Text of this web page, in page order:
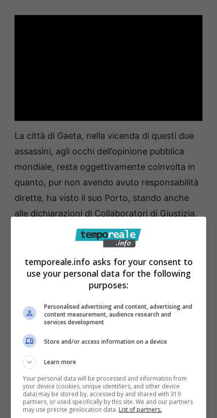
La città di Gaeta, nella vicenda di questi due
assassini, agli occhi dell’opinione pubblica
mondiale, resta oggettivamente coinvolta in
quanto, pur non avendo avuto responsabilità
dirette, ha visto il suo Porto, stando anche
alle dichiarazioni di Collaboratori di Giustizia,
probabilmente utilizzato come
smercio di sostanze nocivee di altri
materiali.
Non a caso è proprio nelle sue acque che è
stata sequestrata e rimasta per anni
all’ancora la nave “21 Ottobre”, componente
di quella flottiglia sospettata di essere l’autrice
di traffici di
verso laSomalia
indagando appuntoIlaria Alpi.
L’intitolazione di una delle piazze o delle vie
temporeale.info asks for your consent to
use your personal data for the following
purposes:
Personalised advertising and content, advertising and
content measurement, audience research and
services development
Store and/or access information on a device
Learn more
Your personal data will be processed and information from
your device (cookies, unique identifiers, and other device
data) may be stored by, accessed by and shared with 319
partners, or used specifically by this site. We and our partners
may use precise geolocation data. List of partners.